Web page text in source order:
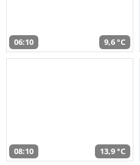
06:10 9,6 °C
08:10 13,9 °C